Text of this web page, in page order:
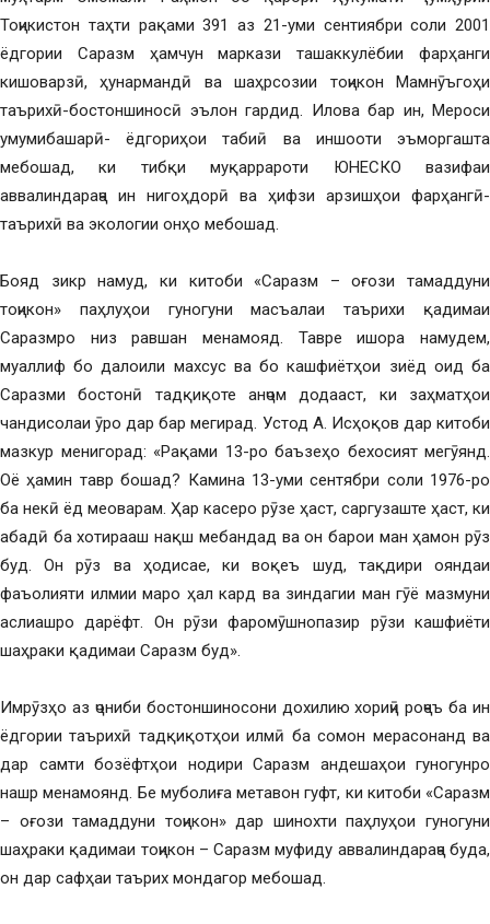
Тоҷикистон таҳти рақами 391 аз 21-уми сентиябри соли 2001
ёдгории Саразм ҳамчун маркази ташаккулёбии фарҳанги
кишоварзӣ, ҳунармандӣ ва шаҳрсозии тоҷикон Мамнӯъгоҳи
таърихӣ-бостоншиносӣ эълон гардид. Илова бар ин, Мероси
умумибашарӣ- ёдгориҳои табиӣ ва иншооти эъморгашта
мебошад, ки тибқи муқаррароти ЮНЕСКО вазифаи
аввалиндараҷа ин нигоҳдорӣ ва ҳифзи арзишҳои фарҳангӣ-
таърихӣ ва экологии онҳо мебошад.
Бояд зикр намуд, ки китоби «Саразм – оғози тамаддуни
тоҷикон» паҳлуҳои гуногуни масъалаи таърихи қадимаи
Саразмро низ равшан менамояд. Тавре ишора намудем,
муаллиф бо далоили махсус ва бо кашфиётҳои зиёд оид ба
Саразми бостонӣ тадқиқоте анҷом додааст, ки заҳматҳои
чандисолаи ӯро дар бар мегирад. Устод А. Исҳоқов дар китоби
мазкур менигорад: «Рақами 13-ро баъзеҳо бехосият мегӯянд.
Оё ҳамин тавр бошад? Камина 13-уми сентябри соли 1976-ро
ба некӣ ёд меоварам. Ҳар касеро рӯзе ҳаст, саргузаште ҳаст, ки
абадӣ ба хотирааш нақш мебандад ва он барои ман ҳамон рӯз
буд. Он рӯз ва ҳодисае, ки воқеъ шуд, тақдири ояндаи
фаъолияти илмии маро ҳал кард ва зиндагии ман гӯё мазмуни
аслиашро дарёфт. Он рӯзи фаромӯшнопазир рӯзи кашфиёти
шаҳраки қадимаи Саразм буд».
Имрӯзҳо аз ҷониби бостоншиносони дохилию хориҷӣ роҷеъ ба ин
ёдгории таърихӣ тадқиқотҳои илмӣ ба сомон мерасонанд ва
дар самти бозёфтҳои нодири Саразм андешаҳои гуногунро
нашр менамоянд. Бе муболиға метавон гуфт, ки китоби «Саразм
– оғози тамаддуни тоҷикон» дар шинохти паҳлуҳои гуногуни
шаҳраки қадимаи тоҷикон – Саразм муфиду аввалиндараҷа буда,
он дар сафҳаи таърих мондагор мебошад.